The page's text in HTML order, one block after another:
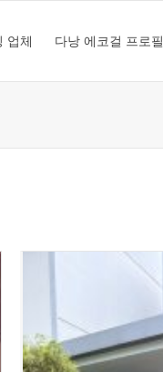
업체 다낭 에코걸 프로필